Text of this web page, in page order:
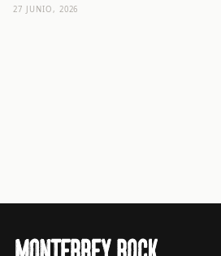
27 JUNIO, 2026